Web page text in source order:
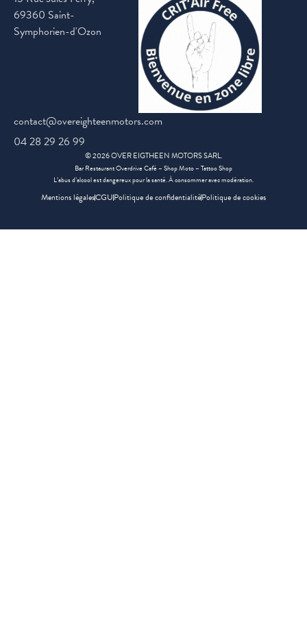
69360 Saint-
Symphorien-d'Ozon
contact@overeighteenmotors.com
04 28 29 26 99
©2026OVER EIGTHEEN MOTORS SARL.
Bar Restaurant Overdrive Café – Shop Moto – Tattoo Shop
L’abus d’alcool est dangereux pour la santé. À consommer avec modération.
Mentions légalesCGUPolitique de confidentialitéPolitique de cookies